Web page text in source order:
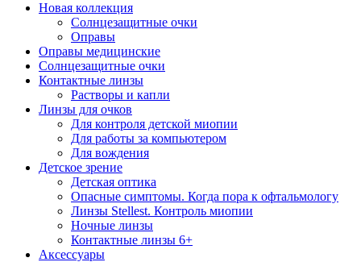
Новая коллекция
Солнцезащитные очки
Оправы
Оправы медицинские
Солнцезащитные очки
Контактные линзы
Растворы и капли
Линзы для очков
Для контроля детской миопии
Для работы за компьютером
Для вождения
Детское зрение
Детская оптика
Опасные симптомы. Когда пора к офтальмологу
Линзы Stellest. Контроль миопии
Ночные линзы
Контактные линзы 6+
Аксессуары